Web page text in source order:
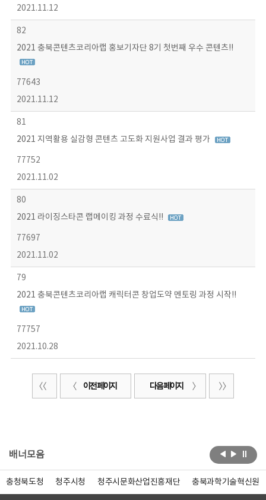
2021.11.12
82
2021 충북콘텐츠코리아랩 홍보기자단 8기 첫번째 우수 콘텐츠!!
77643
2021.11.12
81
2021 지역활용 실감형 콘텐츠 고도화 지원사업 결과 평가
77752
2021.11.02
80
2021 라이징스타콘 랩메이킹 과정 수료식!!
77697
2021.11.02
79
2021 충북콘텐츠코리아랩 캐릭터콘 창업도약 멘토링 과정 시작!!
77757
2021.10.28
이전 페이지 다음 페이지
배너모음
충청북도청 청주시청 청주시문화산업진흥재단 충북과학기술혁신원